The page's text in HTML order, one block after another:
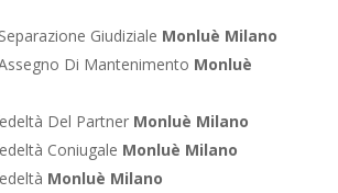
Giudiziale Monluè Milano
Di Mantenimento Monluè
Del Partner Monluè Milano
Coniugale Monluè Milano
Monluè Milano